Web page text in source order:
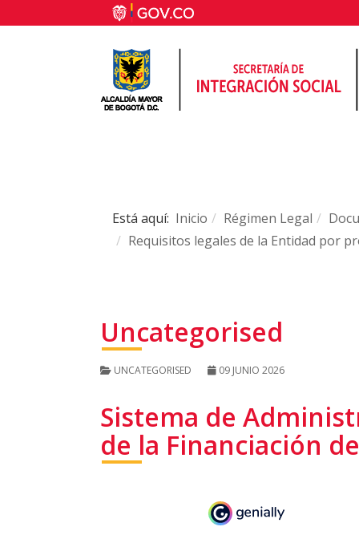
Está aquí: Inicio Régimen Legal
Requisitos legales de la Entidad por
Uncategorised
UNCATEGORISED 09 JUNIO 2026
Sistema de
de la Financiación